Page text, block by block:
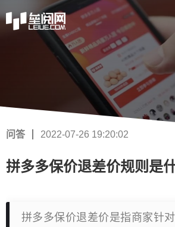
问答 2022-07-26 19:20:02
拼多多保价退差价规则是
拼多多保价退差价是指商家针